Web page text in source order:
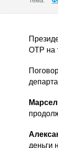
ОТР на
деньги